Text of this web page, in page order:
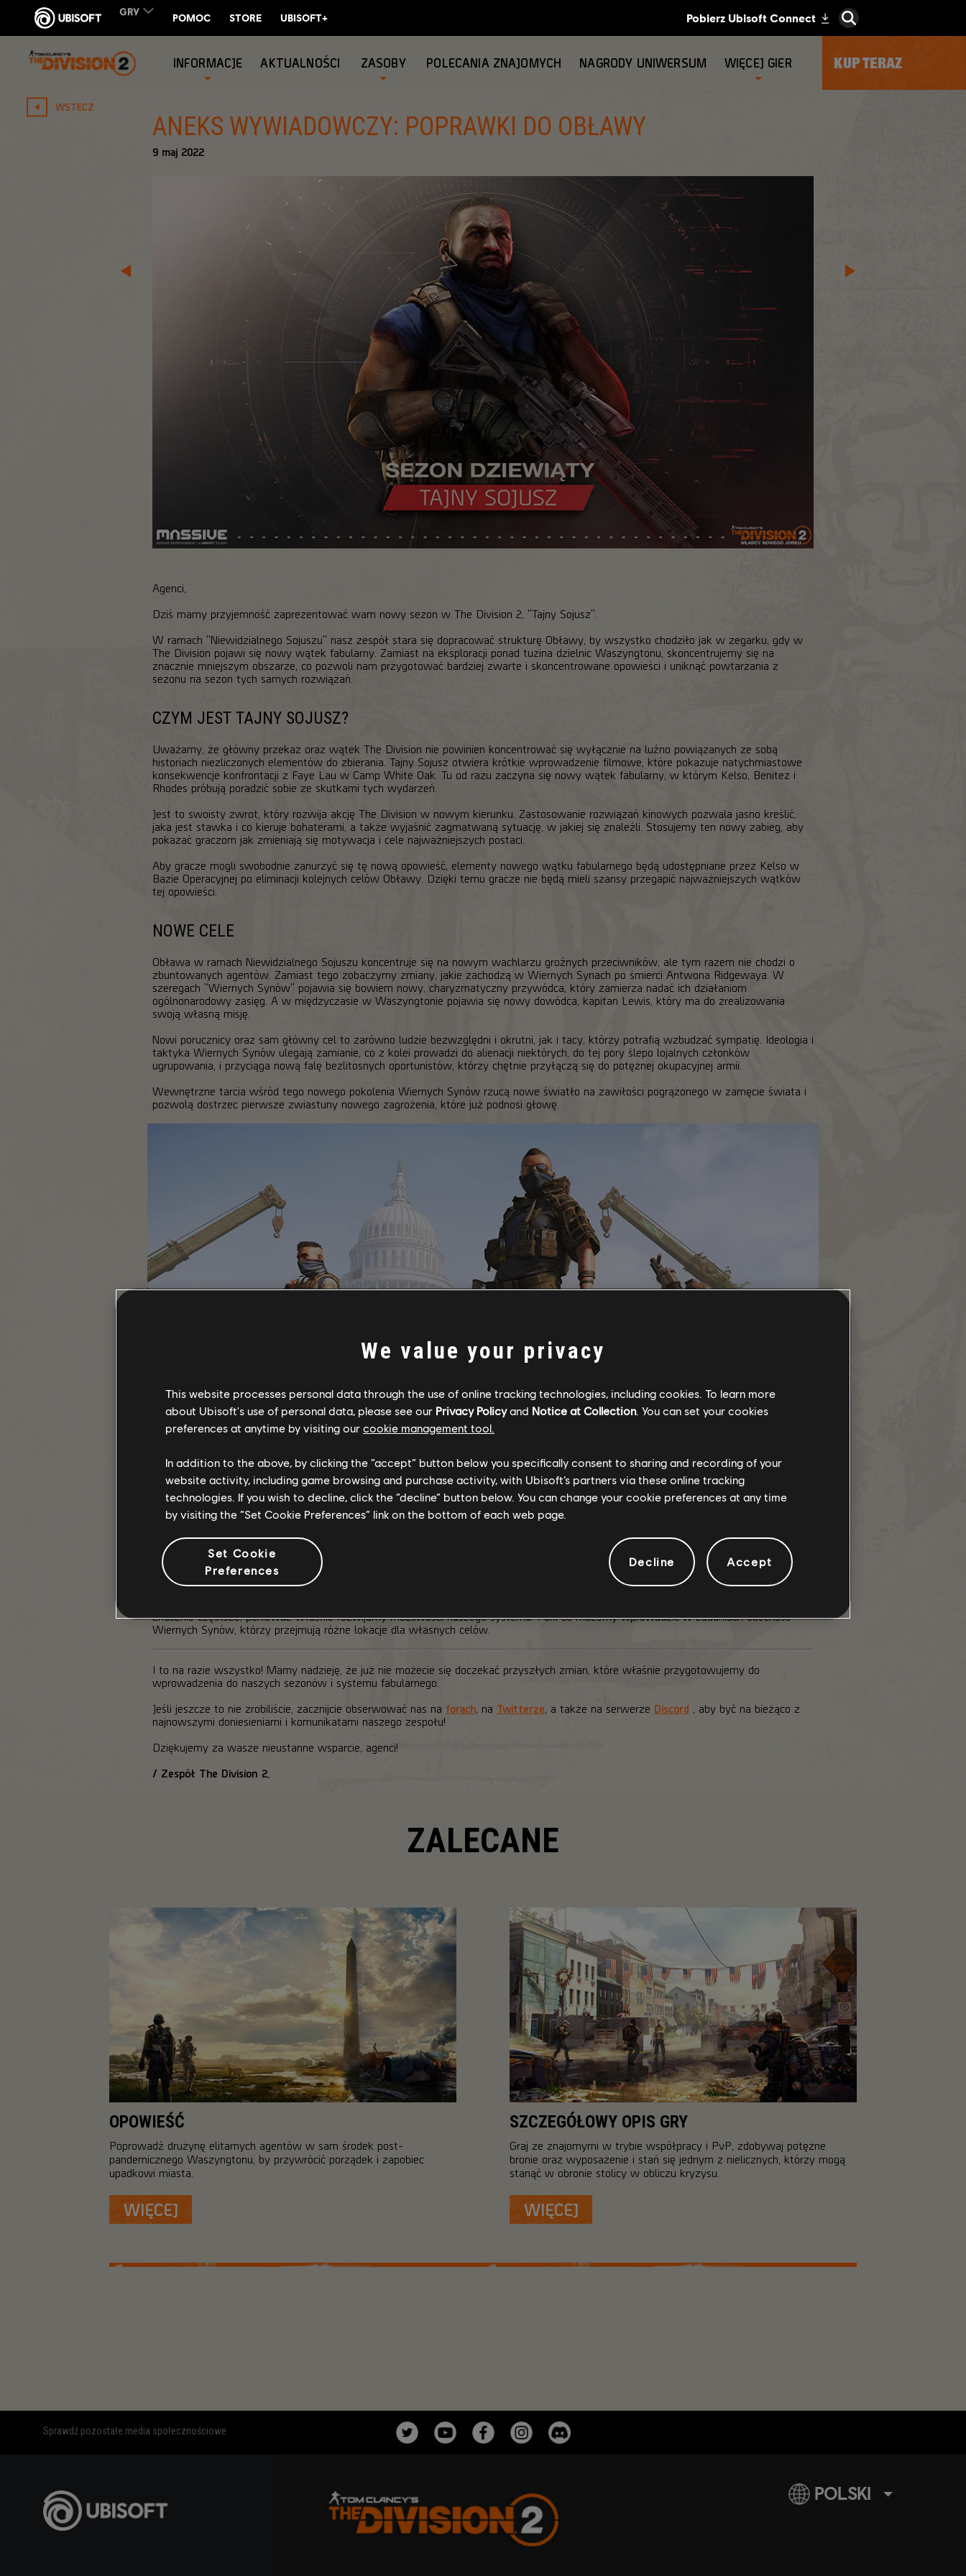
INFORMACJE AKTUALNOŚCI ZASOBY POLECANIA ZNAJOMYCH NAGRODY UNIWERSUM WIĘCEJ GIER KUP TERAZ
WSTECZ
9 maj 2022
ANEKS WYWIADOWCZY: POPRAWKI DO OBŁAWY
Agenci,
Dziś mamy przyjemność zaprezentować wam nowy sezon w The Division 2, "Tajny Sojusz".
W ramach "Niewidzialnego Sojuszu" nasz zespół stara się dopracować strukturę Obławy, by wszystko chodziło jak w zegarku, gdy w
The Division pojawi się nowy wątek fabularny. Zamiast na eksploracji ponad tuzina dzielnic Waszyngtonu, skoncentrujemy się na
znacznie mniejszym obszarze, co pozwoli nam przygotować bardziej zwarte i skoncentrowane opowieści i uniknąć powtarzania z
sezonu na sezon tych samych rozwiązań.
CZYM JEST TAJNY SOJUSZ?
Uważamy, że główny przekaz oraz wątek The Division nie powinien koncentrować się wyłącznie na luźno powiązanych ze sobą
historiach niezliczonych elementów do zbierania. Tajny Sojusz otwiera krótkie wprowadzenie filmowe, które pokazuje natychmiastowe
konsekwencje konfrontacji z Faye Lau w Camp White Oak. Tu od razu zaczyna się nowy wątek fabularny, w którym Kelso, Benitez i
Rhodes próbują poradzić sobie ze skutkami tych wydarzeń.
Jest to swoisty zwrot, który rozwija akcję The Division w nowym kierunku. Zastosowanie rozwiązań kinowych pozwala jasno kreślić,
jaka jest stawka i co kieruje bohaterami, a także wyjaśnić zagmatwaną sytuację, w jakiej się znaleźli. Stosujemy ten nowy zabieg, aby
pokazać graczom jak zmieniają się motywacja i cele najważniejszych postaci.
Aby gracze mogli swobodnie zanurzyć się tę nową opowieść, elementy nowego wątku fabularnego będą udostępniane przez Kelso w
Bazie Operacyjnej po eliminacji kolejnych celów Obławy. Dzięki temu gracze nie będą mieli szansy przegapić najważniejszych wątków
tej opowieści.
NOWE CELE
Obława w ramach Niewidzialnego Sojuszu koncentruje się na nowym wachlarzu groźnych przeciwników, ale tym razem nie chodzi o
zbuntowanych agentów. Zamiast tego zobaczymy zmiany, jakie zachodzą w Wiernych Synach po śmierci Antwona Ridgewaya. W
szeregach "Wiernych Synów" pojawia się bowiem nowy, charyzmatyczny przywódca, który zamierza nadać ich działaniom
ogólnonarodowy zasięg. A w międzyczasie w Waszyngtonie pojawia się nowy dowódca, kapitan Lewis, który ma do zrealizowania
swoją własną misję.
Nowi porucznicy oraz sam główny cel to zarówno ludzie bezwzględni i okrutni, jak i tacy, którzy potrafią wzbudzać sympatię. Ideologia i
taktyka Wiernych Synów ulegają zamianie, co z kolei prowadzi do alienacji niektórych, do tej pory ślepo lojalnych członków
ugrupowania, i przyciąga nową falę bezlitosnych oportunistów, którzy chętnie przyłączą się do potężnej okupacyjnej armii.
Wewnętrzne tarcia wśród tego nowego pokolenia Wiernych Synów rzucą nowe światło na zawiłości pogrążonego w zamęcie świata i
pozwolą dostrzec pierwsze zwiastuny nowego zagrożenia, które już podnosi głowę.
PRZEJMOWANIE ZADAŃ
Tajny Sojusz przyniesie też premierę zupełnie nowych treści. Jest to pierwsza próba wprowadzenia do gry większej elastyczności i
różnorodności, i niebawem planujemy zrobić to na dużo większą skalę.
znacznie częstsze, ponieważ właśnie rozwijamy możliwości naszego systemu. Póki co możemy wprowadzić w zadaniach obecność
Wiernych Synów, którzy przejmują różne lokacje dla własnych celów.
I to na razie wszystko! Mamy nadzieję, że już nie możecie się doczekać przyszłych zmian, które właśnie przygotowujemy do
wprowadzenia do naszych sezonów i systemu fabularnego.
Jeśli jeszcze to nie zrobiliście, zacznijcie obserwować nas na forach , na Twitterze , a także na serwerze Discord , aby być na bieżąco z
najnowszymi doniesieniami i komunikatami naszego zespołu!
Dziękujemy za wasze nieustanne wsparcie, agenci!
/ Zespół The Division 2.
ZALECANE
OPOWIEŚĆ
Poprowadź drużynę elitarnych agentów w sam środek post-
pandemicznego Waszyngtonu, by przywrócić porządek i zapobiec
upadkowi miasta.
WIĘCEJ
SZCZEGÓŁOWY OPIS GRY
Graj ze znajomymi w trybie współpracy i PvP, zdobywaj potężne
bronie oraz wyposażenie i stań się jednym z nielicznych, którzy mogą
stanąć w obronie stolicy w obliczu kryzysu.
WIĘCEJ
Sprawdź pozostałe media społecznościowe
POLSKI
We value your privacy
This website processes personal data through the use of online tracking technologies, including cookies. To learn more
about Ubisoft's use of personal data, please see our Privacy Policyand Notice at Collection. You can set your cookies
preferences at anytime by visiting our cookie management tool.
In addition to the above, by clicking the “accept” button below you specifically consent to sharing and recording of your
website activity, including game browsing and purchase activity, with Ubisoft’s partners via these online tracking
technologies. If you wish to decline, click the “decline” button below. You can change your cookie preferences at any time
by visiting the “Set Cookie Preferences” link on the bottom of each web page.
Set Cookie
Preferences
Decline Accept